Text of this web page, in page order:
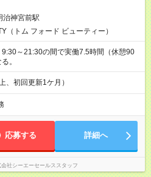
治神宮前駅
（トム フォード ビューティー）
～21:30の間で実働7.5時間（休憩90
。
、初回更新1ケ月）
応募する 詳細へ
会社シーエーセールススタッフ